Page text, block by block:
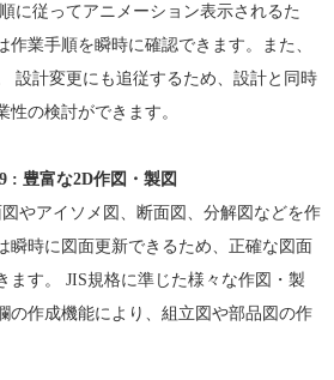
に従ってアニメーション表示されるた
作業手順を瞬時に確認できます。また、
設計変更にも追従するため、設計と同時
性の検討ができます。
: 豊富な2D作図・製図
やアイソメ図、断面図、分解図などを作
瞬時に図面更新できるため、正確な図面
ます。 JIS規格に準じた様々な作図・製
の作成機能により、組立図や部品図の作